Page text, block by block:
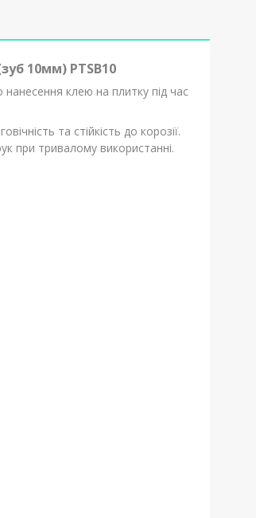
10мм) PTSB10
нанесення клею на плитку під час
та стійкість до корозії.
при тривалому використанні.